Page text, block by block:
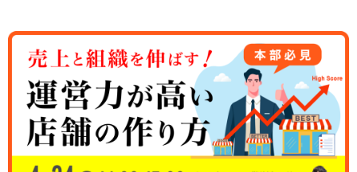
セミナー
導入事例
コラム
ニュース